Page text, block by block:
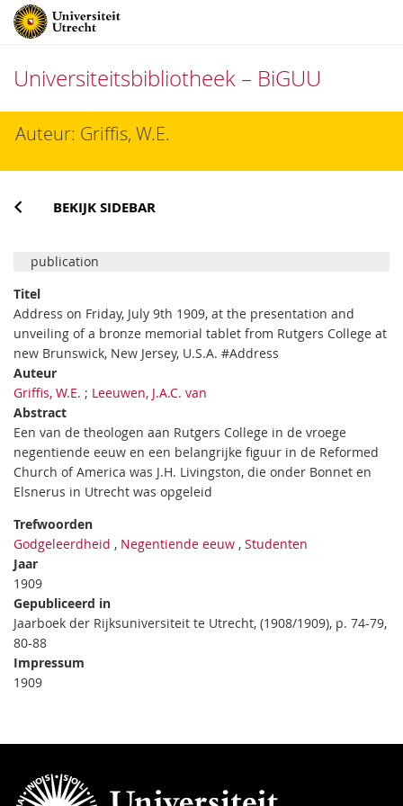
Universiteitsbibliotheek – BiGUU
naarAuteur: Griffis, W.E.
BEKIJK SIDEBAR
publication
Titel
Address on Friday, July 9th 1909, at the presentation and
unveiling of a bronze memorial tablet from Rutgers College at
new Brunswick, New Jersey, U.S.A. #Address
Auteur
Griffis, W.E. ; Leeuwen, J.A.C. van
Abstract
Een van de theologen aan Rutgers College in de vroege
negentiende eeuw en een belangrijke figuur in de Reformed
Church of America was J.H. Livingston, die onder Bonnet en
Elsnerus in Utrecht was opgeleid
Trefwoorden
Godgeleerdheid , Negentiende eeuw , Studenten
Jaar
1909
Gepubliceerd in
Jaarboek der Rijksuniversiteit te Utrecht, (1908/1909), p. 74-79,
80-88
Impressum
1909